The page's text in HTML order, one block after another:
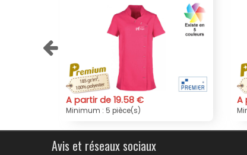
A partir de 20.52 €
Minimum : 5 pièce(s)
Avis et réseaux sociaux